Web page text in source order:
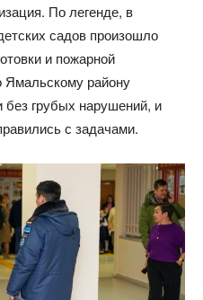
По легенде, в
садов произошло
и пожарной
району
грубых нарушений, и
с задачами.